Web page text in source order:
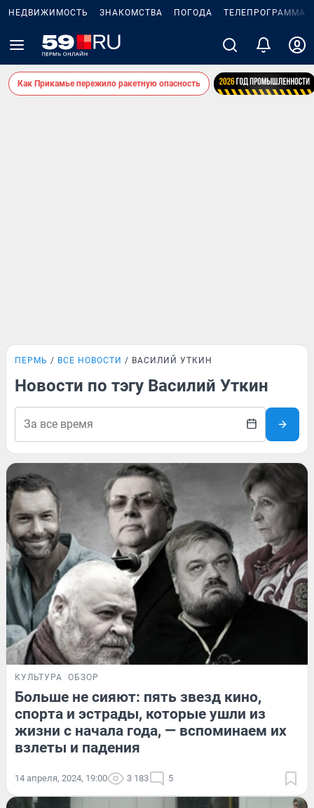
НЕДВИЖИМОСТЬ ЗНАКОМСТВА ПОГОДА ТЕЛЕПРОГРАММА
Как Прикамье пережило ракетную опасность
ПЕРМЬ ВСЕ НОВОСТИ ВАСИЛИЙ УТКИН
Новости по тэгу Василий Уткин
КУЛЬТУРА ОБЗОР
Больше не сияют: пять звезд кино,
спорта и эстрады, которые ушли из
жизни с начала года, — вспоминаем их
взлеты и падения
14 апреля, 2024, 19:00 3 183 5